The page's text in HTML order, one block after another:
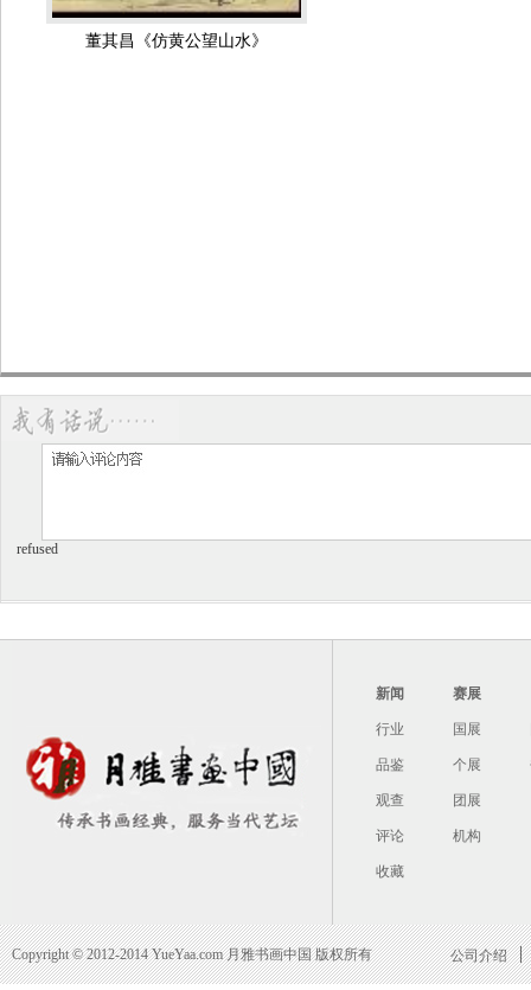
林省博物馆藏有一件著名山水画《昼锦堂图》卷。
书杜工部诗 董其昌 明代
临柳公权书兰亭诗 董其昌 明代
题王珣《伯远帖》 董其
楷书乐毅论 董其昌 明代
仿颜真卿法<倪宽赞传>卷
昌 明代
董其昌《仿黄公望山水》
refused
新闻
行业
品鉴
观查
评论
收藏
赛展
国展
个展
团展
机构
Copyright © 2012-2014 YueYaa.com 月雅书画中国 版权所有 公司介绍